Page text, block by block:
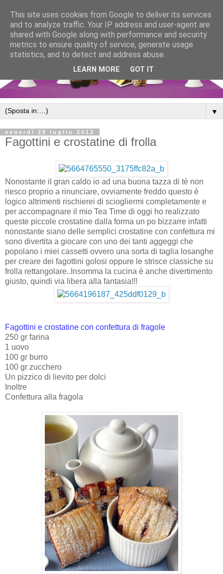
▼
venerdì 20 luglio 2012
Fagottini e crostatine di frolla
Nonostante il gran caldo io ad una buona tazza di tè non
riesco proprio a rinunciare, ovviamente freddo questo è
logico altrimenti rischierei di sciogliermi completamente e
per accompagnare il mio Tea Time di oggi ho realizzato
queste piccole crostatine dalla forma un po bizzarre infatti
nonostante siano delle semplici crostatine con confettura mi
sono divertita a giocare con uno dei tanti aggeggi che
popolano i miei cassetti ovvero una sorta di taglia losanghe
per creare dei fagottini golosi oppure le strisce classiche su
frolla rettangolare..Insomma la cucina è anche divertimento
giusto, quindi via libera alla fantasia!!!
Fagottini e crostatine con confettura di fragole
250 gr farina
1 uovo
100 gr burro
100 gr zucchero
Un pizzico di lievito per dolci
Inoltre
Confettura alla fragola
This site uses cookies from Google to deliver its services
and to analyze traffic. Your IP address and user-agent are
shared with Google along with performance and security
metrics to ensure quality of service, generate usage
statistics, and to detect and address abuse.
LEARN MORE GOT IT